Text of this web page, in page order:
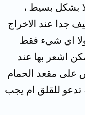
بشكل بسيط ،
جدا عند الاخراج
ولا اي شيء فقط
اشعر بها عند
على مقعد الحمام
تدعو للقلق ام يجب